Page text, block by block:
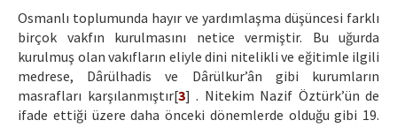
Osmanlı toplumunda hayır ve yardımlaşma düşüncesi farklı
birçok vakfın kurulmasını netice vermiştir. Bu uğurda
kurulmuş olan vakıfların eliyle dini nitelikli ve eğitimle ilgili
medrese, Dârülhadis ve Dârülkur’ân gibi kurumların
masrafları karşılanmıştır[3] . Nitekim Nazif Öztürk’ün de
ifade ettiği üzere daha önceki dönemlerde olduğu gibi 19.